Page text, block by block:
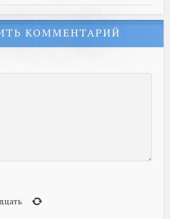
КОММЕНТАРИЙ